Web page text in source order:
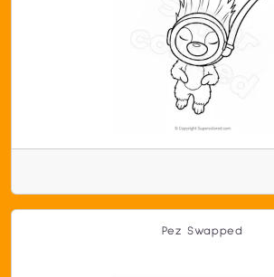
Pez Swapped